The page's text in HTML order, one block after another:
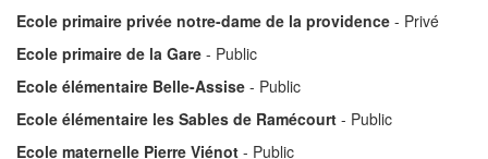
Ecole primaire privée notre-dame de la providence - Privé
Ecole primaire de la Gare - Public
Ecole élémentaire Belle-Assise - Public
Ecole élémentaire les Sables de Ramécourt - Public
Ecole maternelle Pierre Viénot - Public